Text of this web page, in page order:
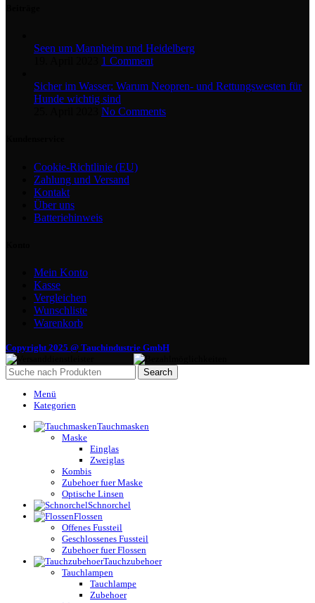
Seen um Mannheim und Heidelberg
1 Comment
Sicher im Wasser: Warum Neopren- und Rettungswesten für
Hunde wichtig sind
No Comments
Cookie-Richtlinie (EU)
Zahlung und Versand
Kontakt
Über uns
Batteriehinweis
Mein Konto
Kasse
Vergleichen
Wunschliste
Warenkorb
Copyright 2025 @ Tauchindustrie GmbH
Search
Menü
Kategorien
Tauchmasken
Maske
Einglas
Zweiglas
Kombis
Zubehoer fuer Maske
Optische Linsen
Schnorchel
Flossen
Offenes Fussteil
Geschlossenes Fussteil
Zubehoer fuer Flossen
Tauchzubehoer
Tauchlampen
Tauchlampe
Zubehoer